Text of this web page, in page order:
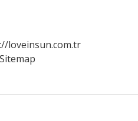
loveinsun.com.tr
Sitemap